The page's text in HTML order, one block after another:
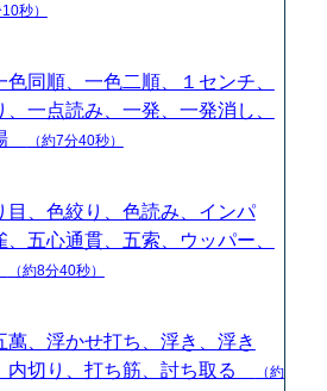
秒）
色同順、一色二順、１センチ、
一点読み、一発、一発消し、
（約7分40秒）
目、色絞り、色読み、インパ
五心通貫、五索、ウッパー、
（約8分40秒）
萬、浮かせ打ち、浮き、浮き
内切り、打ち筋、討ち取る
（約